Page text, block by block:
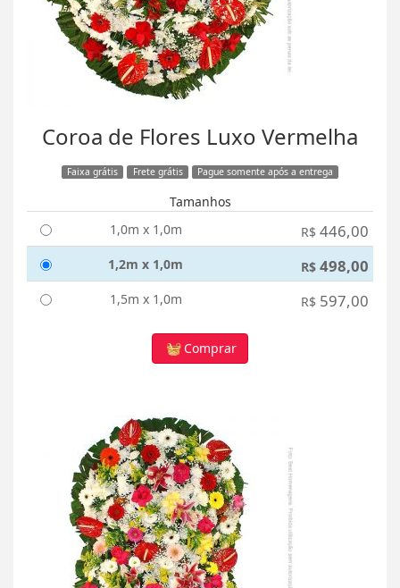
Coroa de Flores Luxo Vermelha
Faixa grátis Frete grátis Pague somente após a entrega
Tamanhos
1,0m x 1,0m
R$ 446,00
1,2m x 1,0m R$ 498,00
1,5m x 1,0m R$ 597,00
Comprar